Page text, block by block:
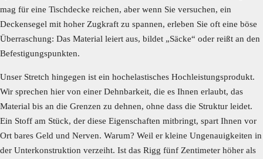
mag für eine Tischdecke reichen, aber wenn Sie versuchen, ein
Deckensegel mit hoher Zugkraft zu spannen, erleben Sie oft eine böse
Überraschung: Das Material leiert aus, bildet „Säcke“ oder reißt an den
Befestigungspunkten.
Unser Stretch hingegen ist ein hochelastisches Hochleistungsprodukt.
Wir sprechen hier von einer Dehnbarkeit, die es Ihnen erlaubt, das
Material bis an die Grenzen zu dehnen, ohne dass die Struktur leidet.
Ein Stoff am Stück, der diese Eigenschaften mitbringt, spart Ihnen vor
Ort bares Geld und Nerven. Warum? Weil er kleine Ungenauigkeiten in
der Unterkonstruktion verzeiht. Ist das Rigg fünf Zentimeter höher als